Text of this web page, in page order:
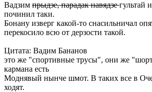
Вадзим прыдзе, парадак навядзегультай
починил таки.
Бонану изверг какой-то снасильничал
перекосило всю от дерзости такой.
Цитата: Вадим Бананов
это же "спортивные трусы", они же
кармана есть
Моднявый нынче шмот. В таких все в
ходят.